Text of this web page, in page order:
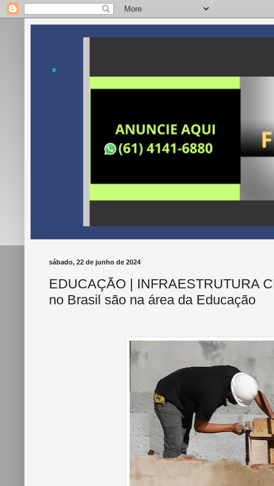
.
sábado, 22 de junho de 2024
EDUCAÇÃO | INFRAESTRUTURA
no Brasil são na área da Educação